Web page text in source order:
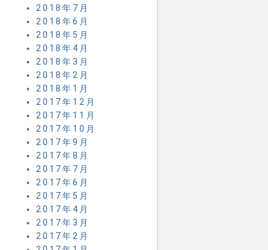
2018年7月
2018年6月
2018年5月
2018年4月
2018年3月
2018年2月
2018年1月
2017年12月
2017年11月
2017年10月
2017年9月
2017年8月
2017年7月
2017年6月
2017年5月
2017年4月
2017年3月
2017年2月